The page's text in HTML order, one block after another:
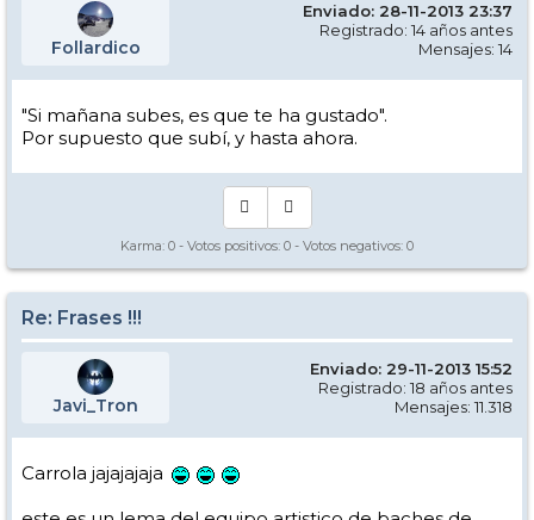
Follardico
Enviado: 28-11-2013 23:37
Registrado: 14 años antes
Mensajes: 14
"Si mañana subes, es que te ha gustado".
Por supuesto que subí, y hasta ahora.
Karma: 0 - Votos positivos: 0 - Votos negativos: 0
Re: Frases !!!
Javi_Tron
Enviado: 29-11-2013 15:52
Registrado: 18 años antes
Mensajes: 11.318
Carrola jajajajaja